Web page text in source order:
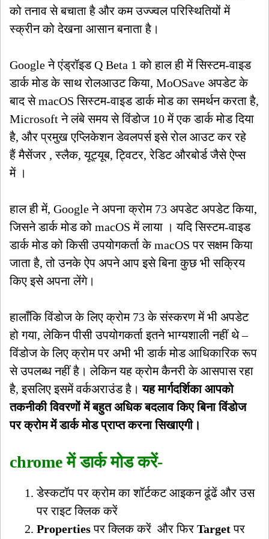
को तनाव से बचाता है और कम उज्ज्वल परिस्थितियों में
स्क्रीन को देखना आसान बनाता है।
Google ने एंड्रॉइड Q Beta 1 को हाल ही में सिस्टम-वाइड
डार्क मोड के साथ रोलआउट किया, MoOSave अपडेट के
बाद से macOS सिस्टम-वाइड डार्क मोड का समर्थन करता है,
Microsoft ने लंबे समय से विंडोज 10 में एक डार्क मोड दिया
है, और प्रमुख एप्लिकेशन डेवलपर्स इसे रोल आउट कर रहे
हैं मैसेंजर , स्लैक, यूट्यूब, ट्विटर, रेडिट औरबोर्ड जैसे ऐप्स
में ।
हाल ही में, Google ने अपना क्रोम 73 अपडेट अपडेट किया,
जिसने डार्क मोड को macOS में लाया । यदि सिस्टम-वाइड
डार्क मोड को किसी उपयोगकर्ता के macOS पर सक्षम किया
जाता है, तो उनके ऐप अपने आप इसे बिना कुछ भी सक्रिय
किए इसे अपना लेंगे।
हालाँकि विंडोज के लिए क्रोम 73 के संस्करण में भी अपडेट
हो गया, लेकिन पीसी उपयोगकर्ता इतने भाग्यशाली नहीं थे –
विंडोज के लिए क्रोम पर अभी भी डार्क मोड आधिकारिक रूप
से उपलब्ध नहीं है। लेकिन यह क्रोम कैनरी के आसपास रहा
है, इसलिए इसमें वर्कअराउंड है।यह मार्गदर्शिका आपको
तकनीकी विवरणों में बहुत अधिक बदलाव किए बिना विंडोज
पर क्रोम में डार्क मोड प्राप्त करना सिखाएगी।
chrome में डार्क मोड करें-
डेस्कटॉप पर क्रोम का शॉर्टकट आइकन ढूंढें और उस
पर राइट क्लिक करें
Propertiesपर क्लिक करें और फिर Targetपर